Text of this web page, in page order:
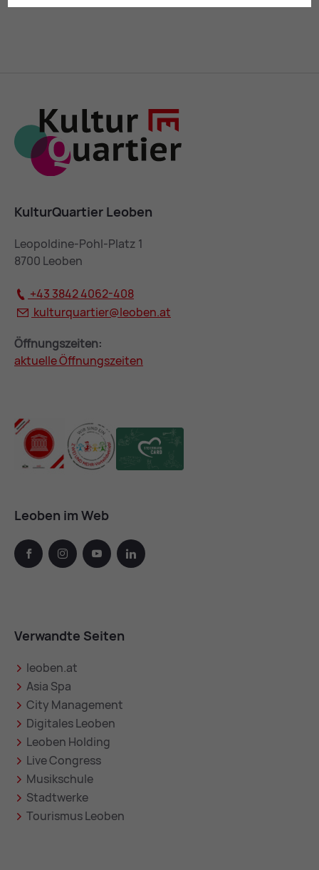
KulturQuartier Leoben
Leopoldine-Pohl-Platz 1
8700 Leoben
+43 3842 4062-408
kulturquartier@leoben.at
Öffnungszeiten:
aktuelle Öffnungszeiten
Leoben im Web
facebook instagramyoutube linkedin
Verwandte Seiten
leoben.at
Asia Spa
City Management
Digitales Leoben
Leoben Holding
Live Congress
Musikschule
Stadtwerke
Tourismus Leoben